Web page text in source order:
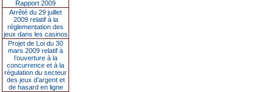
Rapport 2009
Arrêté du 29 juillet
2009 relatif à la
réglementation des
jeux dans les casinos
Projet de Loi du 30
mars 2009 relatif à
l’ouverture à la
concurrence et à la
régulation du secteur
des jeux d’argent et
de hasard en ligne